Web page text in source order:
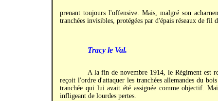
prenant toujours l'offensive. Mais, malgré son
tranchées invisibles, protégées par d'épais réseaux de fil
Tracy le Val.
A la fin de novembre 1914, le Régiment est
reçoit l'ordre d'attaquer les tranchées allemandes du
tranchée qui lui avait été assignée comme objectif.
infligeant de lourdes pertes.